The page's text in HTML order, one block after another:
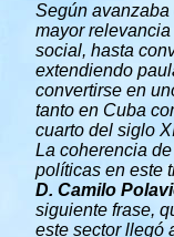
Según avanzaba
mayor
social, hasta
extendiendo
convertirse en
tanto en Cuba
cuarto del siglo
La coherencia
políticas en este
D. Camilo
siguiente frase,
este sector llegó